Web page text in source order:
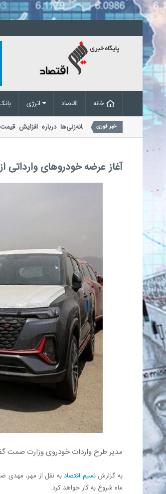
اقتصاد
خبر فوری
یک نماینده مجلس به گمانه‌زنی‌ها درباره افزایش
یک نماینده مجلس با اشاره به طرح مجدد بحث
آغاز عرضه خودروهای وارداتی
مدیر طرح واردات خودروی وزارت صمت
به گزارشنسیم اقتصادبه نقل از مهر، مهدی
ماه شروع به کار خواهد کرد.